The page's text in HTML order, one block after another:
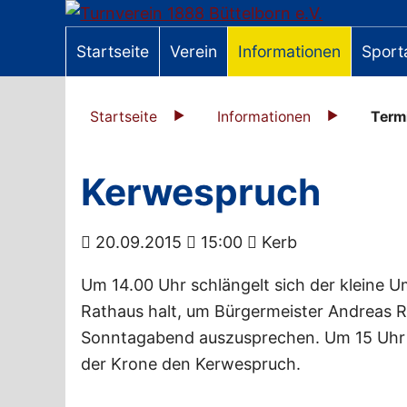
Startseite Verein Informationen
Startseite Informationen
Kerwespruch
20.09.2015 15:00 Kerb
Um 14.00 Uhr schlängelt sich der kleine
Rathaus halt, um Bürgermeister Andreas
Sonntagabend auszusprechen. Um 15
der Krone den Kerwespruch.